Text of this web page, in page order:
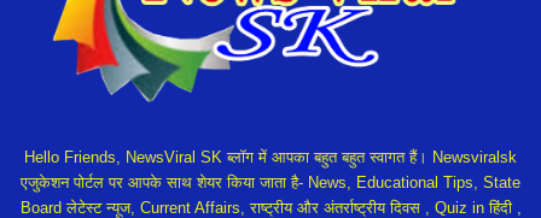
Hello Friends, NewsViral SK ब्लॉग में आपका बहुत बहुत स्वागत हैं। Newsviralsk
एजुकेशन पोर्टल पर आपके साथ शेयर किया जाता है- News, Educational Tips, State
Board लेटेस्ट न्यूज, Current Affairs, राष्ट्रीय और अंतर्राष्ट्रीय दिवस , Quiz in हिंदी ,